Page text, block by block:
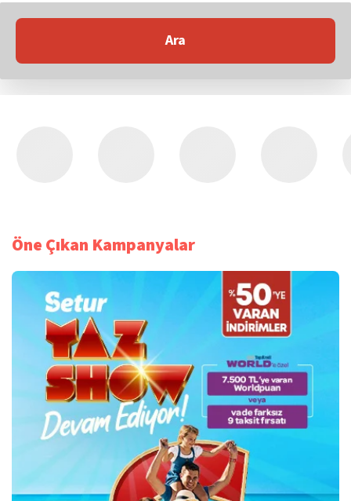
Ara
Öne Çıkan Kampanyalar